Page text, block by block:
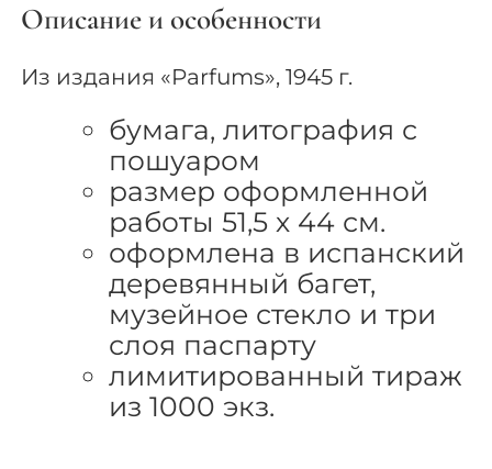
Описание и особенности
Из издания «Parfums», 1945 г.
бумага, литография с
пошуаром
размер оформленной
работы 51,5 х 44 см.
оформлена в испанский
деревянный багет,
музейное стекло и три
слоя паспарту
лимитированный тираж
из 1000 экз.